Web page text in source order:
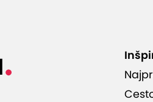
aj šofér,
Zobraziť hodnotenia (7)